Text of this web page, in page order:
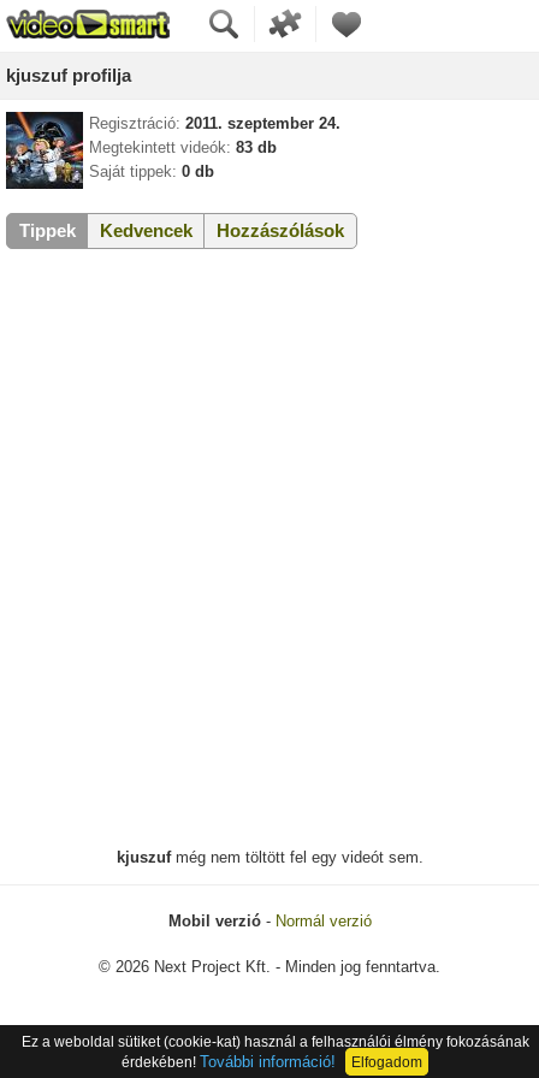
kjuszuf profilja
Regisztráció: 2011. szeptember 24.
Megtekintett videók: 83 db
Saját tippek: 0 db
Tippek Kedvencek Hozzászólások
kjuszufmég nem töltött fel egy videót sem.
Mobil verzió- Normál verzió
© 2026 Next Project Kft. - Minden jog fenntartva.
Ez a weboldal sütiket (cookie-kat) használ a felhasználói élmény fokozásának
érdekében! További információ! Elfogadom